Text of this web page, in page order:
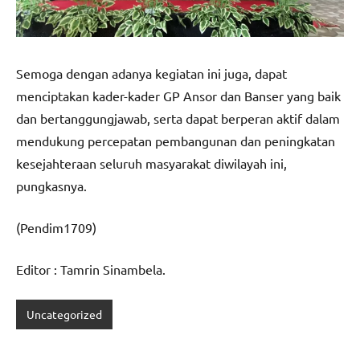
Semoga dengan adanya kegiatan ini juga, dapat
menciptakan kader-kader GP Ansor dan Banser yang baik
dan bertanggungjawab, serta dapat berperan aktif dalam
mendukung percepatan pembangunan dan peningkatan
kesejahteraan seluruh masyarakat diwilayah ini,
pungkasnya.
(Pendim1709)
Editor : Tamrin Sinambela.
Uncategorized